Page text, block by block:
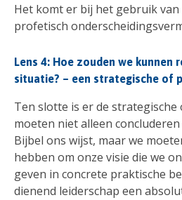
Het komt er bij het gebruik van
profetisch
Lens 4: Hoe zouden we kunnen
situatie? – een strategische of
Ten slotte is er de strategische
moeten niet alleen
Bijbel ons wijst, maar we
hebben om onze visie die we
geven in concrete praktische
dienend leiderschap een